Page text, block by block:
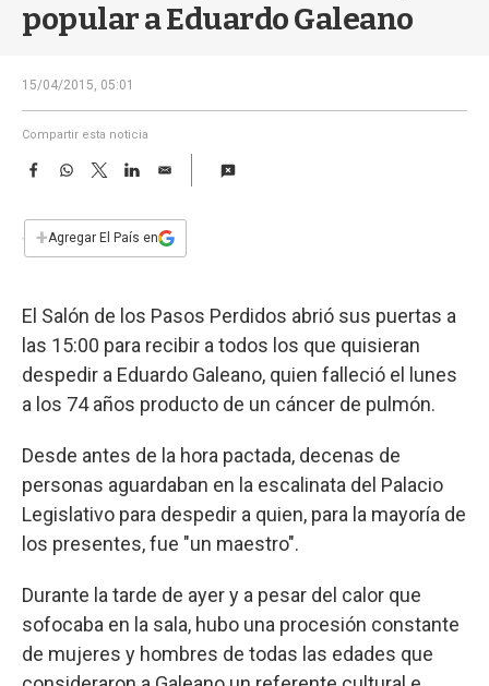
e
popular a Eduardo Galeano
15/04/2015, 05:01
Compartir esta noticia
F
e
b
k
W
s
p
T
w
t
L
n
E
i
l
+Agregar El País en
El Salón de los Pasos Perdidos abrió sus puertas a
las 15:00 para recibir a todos los que quisieran
despedir a Eduardo Galeano, quien falleció el lunes
a los 74 años producto de un cáncer de pulmón.
Desde antes de la hora pactada, decenas de
personas aguardaban en la escalinata del Palacio
Legislativo para despedir a quien, para la mayoría de
los presentes, fue "un maestro".
Durante la tarde de ayer y a pesar del calor que
sofocaba en la sala, hubo una procesión constante
de mujeres y hombres de todas las edades que